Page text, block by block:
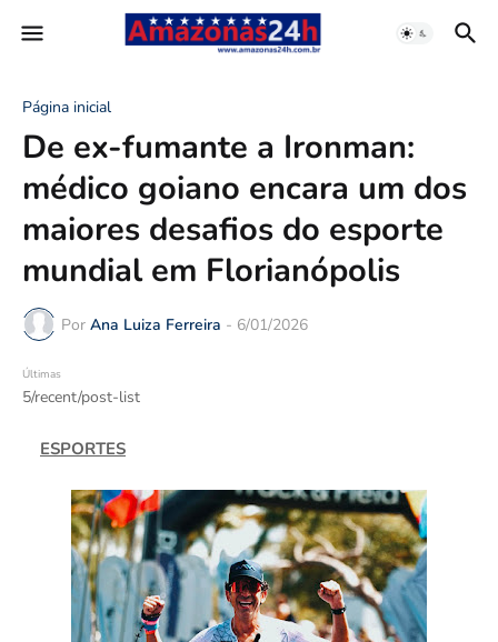
Página inicial
De ex-fumante a Ironman:
médico goiano encara um dos
maiores desafios do esporte
mundial em Florianópolis
Por Ana Luiza Ferreira - 6/01/2026
Últimas
5/recent/post-list
ESPORTES